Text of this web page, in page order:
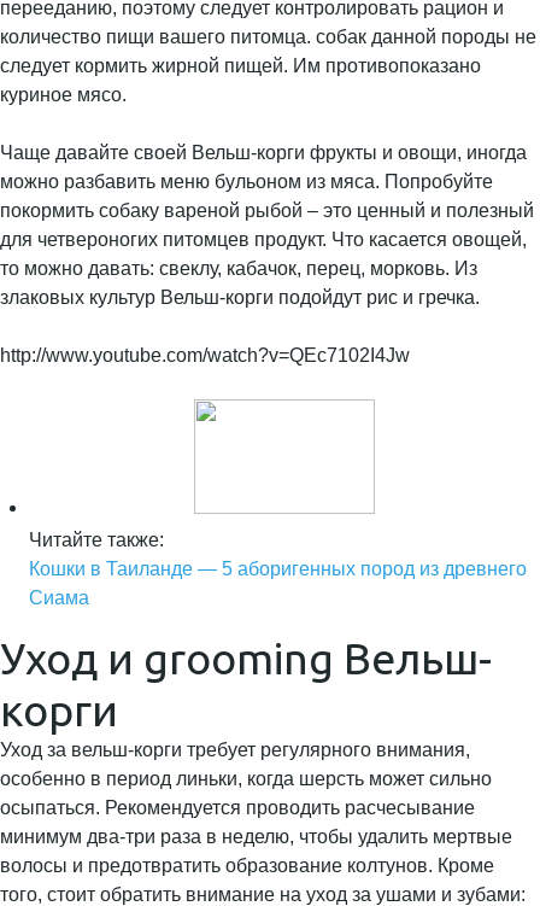
перееданию, поэтому следует контролировать рацион и
количество пищи вашего питомца. собак данной породы не
следует кормить жирной пищей. Им противопоказано
куриное мясо.
Чаще давайте своей Вельш-корги фрукты и овощи, иногда
можно разбавить меню бульоном из мяса. Попробуйте
покормить собаку вареной рыбой – это ценный и полезный
для четвероногих питомцев продукт. Что касается овощей,
то можно давать: свеклу, кабачок, перец, морковь. Из
злаковых культур Вельш-корги подойдут рис и гречка.
http://www.youtube.com/watch?v=QEc7102I4Jw
Читайте также:
Кошки в Таиланде — 5 аборигенных пород из древнего
Сиама
Уход и grooming Вельш-
корги
Уход за вельш-корги требует регулярного внимания,
особенно в период линьки, когда шерсть может сильно
осыпаться. Рекомендуется проводить расчесывание
минимум два-три раза в неделю, чтобы удалить мертвые
волосы и предотвратить образование колтунов. Кроме
того, стоит обратить внимание на уход за ушами и зубами: